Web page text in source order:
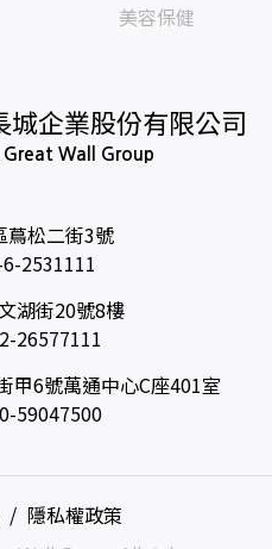
美容保健
城企業股份有限公司
Great Wall Group
蔦松二街3號
2531111
湖街20號8樓
26577111
甲6號萬通中心C座401室
59047500
隱私權政策